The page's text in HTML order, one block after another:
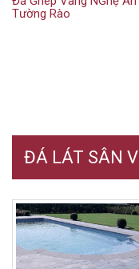
Tường Rào
ĐÁ LÁT SÂN